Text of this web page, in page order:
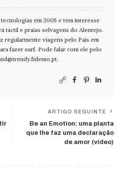
em 2005 e tem interesse
táctil e praias selvagens do Alentejo.
regularmente viagens pelo País em
fazer surf. Pode falar com ele pelo
.
ARTIGO SEGUINTE
Be an Emotion: uma planta
que lhe faz uma declaração
de amor (vídeo)